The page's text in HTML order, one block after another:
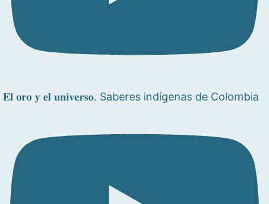
𝐄𝐥 𝐨𝐫𝐨 𝐲 𝐞𝐥 𝐮𝐧𝐢𝐯𝐞𝐫𝐬𝐨. Saberes indígenas de Colombia